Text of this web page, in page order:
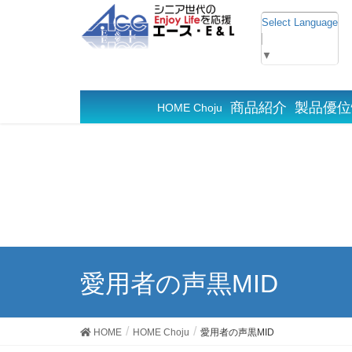
Select Language
▼
HOME Choju 商品紹介 製品優
愛用者の声黒MID
HOME HOME Choju 愛用者の声黒MID